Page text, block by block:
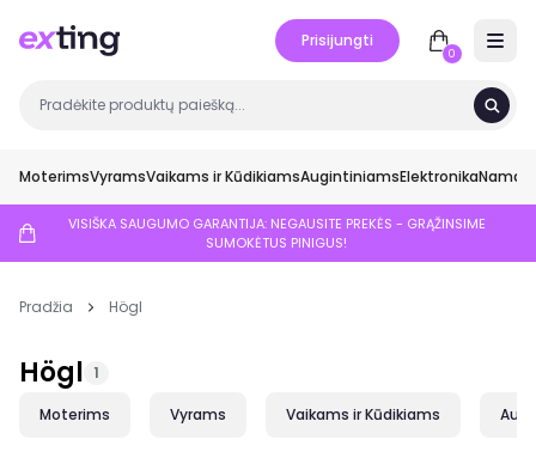
Prisijungti
0
MoterimsVyramsVaikams ir KūdikiamsAugintiniamsElektronikaNamai
VISIŠKA SAUGUMO GARANTIJA: NEGAUSITE PREKĖS - GRĄŽINSIME
SUMOKĖTUS PINIGUS!
Pradžia Högl
Högl 1
Moterims Vyrams Vaikams ir Kūdikiams